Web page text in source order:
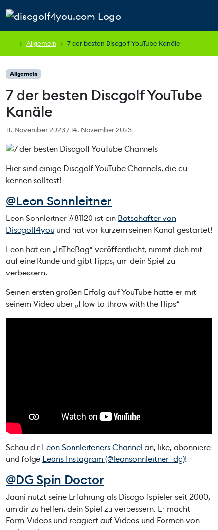
Allgemein 7 der besten Discgolf YouTube Kanäle
Allgemein
7 der besten Discgolf YouTube
Kanäle
11. November 2023/14. November 2023
Hier sind einige Discgolf YouTube Channels, die du
kennen solltest!
@Leon Sonnleitner
Leon Sonnleitner #81120 ist ein Botschafter von
Discgolf4you und hat vor kurzem seinen Kanal gestartet!
Leon hat ein „InTheBag“ veröffentlicht, nimmt dich mit
auf eine Runde und gibt Tipps, um dein Spiel zu
verbessern.
Seinen ersten großen Erfolg auf YouTube hatte er mit
seinem Video über „How to throw with the Hips“
Schau dir Leon Sonnleiteners Channel an, like, abonniere
und folge Leons Instagram (@leonsonnleitner_dg)!
@DG Spin Doctor
Jaani nutzt seine Erfahrung als Discgolfspieler seit 2000,
um dir zu helfen, dein Spiel zu verbessern. Er macht
Form-Videos und reagiert auf Videos und Formen von